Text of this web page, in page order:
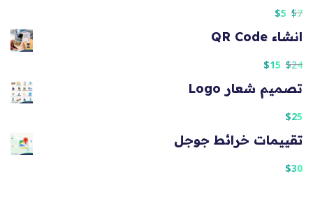
$7
$5
انشاء QR Code
$24
$15
تصميم شعار Logo
$25
تقييمات خرائط جوجل
$30